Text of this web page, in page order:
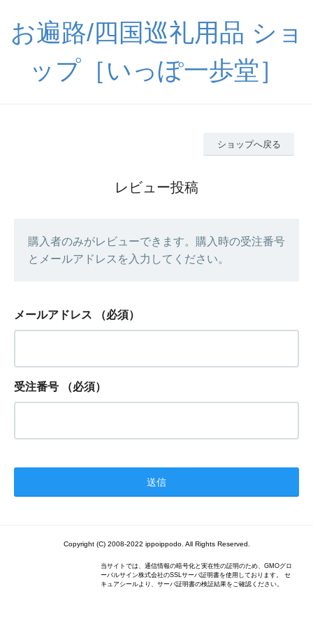
お遍路/四国巡礼用品 ショ
ップ［いっぽ一歩堂］
ショップへ戻る
レビュー投稿
購入者のみがレビューできます。購入時の受注番号
とメールアドレスを入力してください。
メールアドレス （必須）
受注番号 （必須）
Copyright (C) 2008-2022 ippoippodo. All Rights Reserved.
当サイトでは、通信情報の暗号化と実在性の証明のため、GMOグロ
ーバルサイン株式会社のSSLサーバ証明書を使用しております。 セ
キュアシールより、サーバ証明書の検証結果をご確認ください。